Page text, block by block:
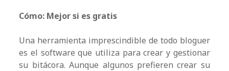
Cómo: Mejor si es gratis
Una herramienta imprescindible de todo bloguer
es el software que utiliza para crear y gestionar
su bitácora. Aunque algunos prefieren crear su